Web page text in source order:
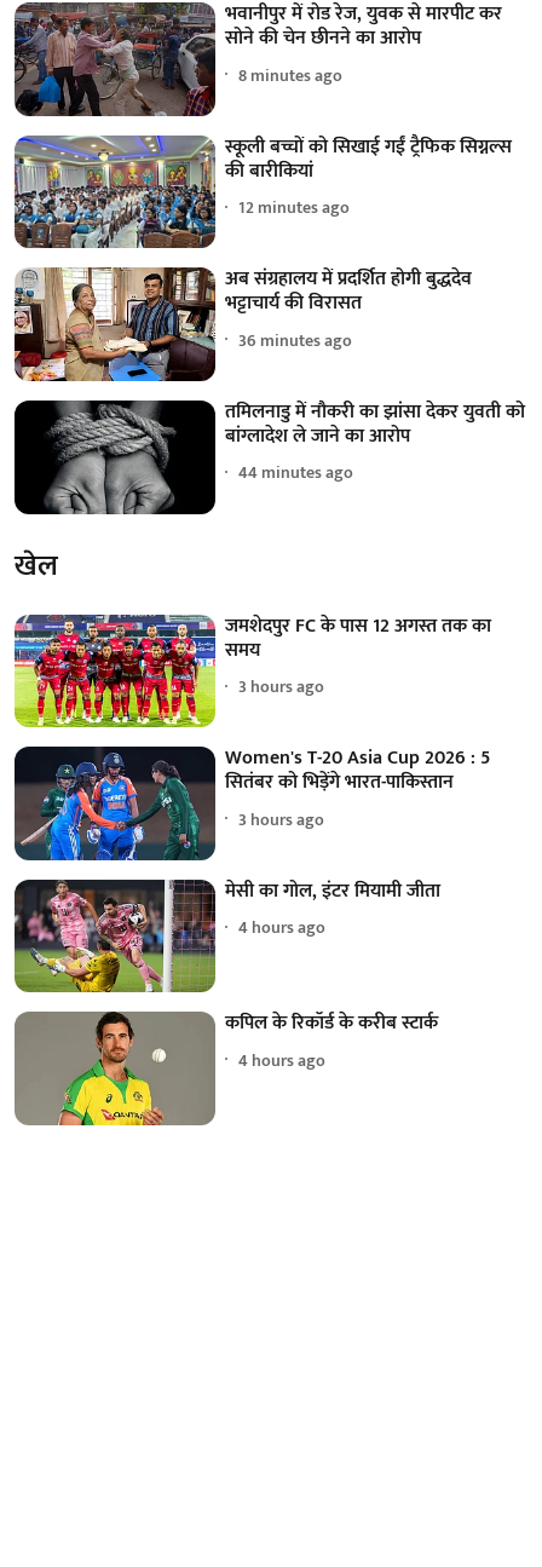
भवानीपुर में रोड रेज, युवक से मारपीट कर
सोने की चेन छीनने का आरोप
8 minutes ago
स्कूली बच्चों को सिखाई गईं ट्रैफिक सिग्नल्स
की बारीकियां
12 minutes ago
अब संग्रहालय में प्रदर्शित होगी बुद्धदेव
भट्टाचार्य की विरासत
36 minutes ago
तमिलनाडु में नौकरी का झांसा देकर युवती को
बांग्लादेश ले जाने का आरोप
44 minutes ago
खेल
जमशेदपुर FC के पास 12 अगस्त तक का
समय
3 hours ago
Women's T-20 Asia Cup 2026 : 5
सितंबर को भिड़ेंगे भारत-पाकिस्तान
3 hours ago
मेसी का गोल, इंटर मियामी जीता
4 hours ago
कपिल के रिकॉर्ड के करीब स्टार्क
4 hours ago